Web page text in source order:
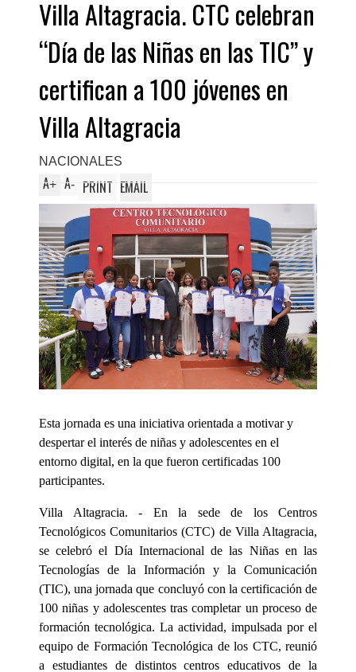
Villa Altagracia. CTC celebran
“Día de las Niñas en las TIC” y
certifican a 100 jóvenes en
Villa Altagracia
NACIONALES
A+ A- PRINT EMAIL
Esta jornada es una iniciativa orientada a motivar y
despertar el interés de niñas y adolescentes en el
entorno digital, en la que fueron certificadas 100
participantes.
Villa Altagracia. - En la sede de los Centros
Tecnológicos Comunitarios (CTC) de Villa Altagracia,
se celebró el Día Internacional de las Niñas en las
Tecnologías de la Información y la Comunicación
(TIC), una jornada que concluyó con la certificación de
100 niñas y adolescentes tras completar un proceso de
formación tecnológica. La actividad, impulsada por el
equipo de Formación Tecnológica de los CTC, reunió
a estudiantes de distintos centros educativos de la